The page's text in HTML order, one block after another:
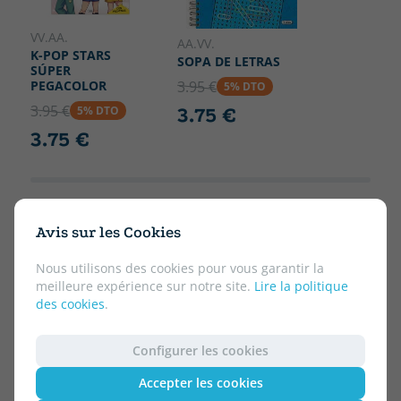
Avis sur les Cookies
Nous utilisons des cookies pour vous garantir la
meilleure expérience sur notre site. Lire la politique
des cookies.
Configurer les cookies
Accepter les cookies
VV.AA.
K-POP STARS
SÚPER
PEGACOLOR
3.95 € 5% DTO
3.75 €
AA.VV.
SOPA DE LETRAS
3.95 € 5% DTO
3.75 €